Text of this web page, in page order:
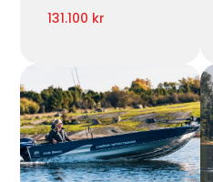
131.100 kr